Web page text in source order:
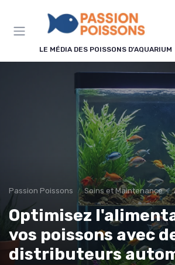
LE MÉDIA DES POISSONS D'AQUARIUM
Passion Poissons Soins et Maintenance
Optimisez
vos poissons avec
distributeurs